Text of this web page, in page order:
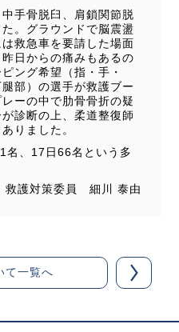
手骨脱臼、肩鎖関節脱
。グラウンドで脳震盪
救急車を要請した場面
日からの痛みもあるの
ング希望（指・手・
部）の選手が救護ブー
ーの中で肋骨骨折の疑
診断の上、柔道整復師
りました。
名、17日66名という多
救護対策委員 細川 泰由
て一覧へ